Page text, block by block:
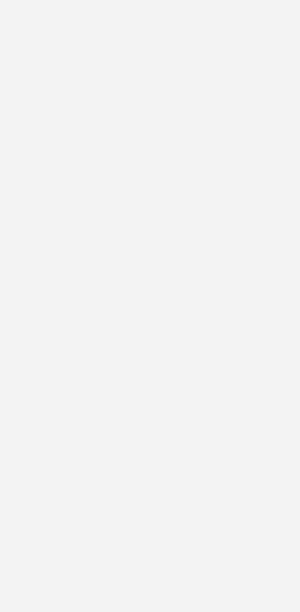
Azubi- und
Vier Frau­en er­zäh­len ihre